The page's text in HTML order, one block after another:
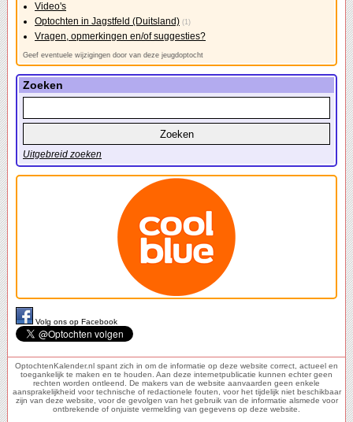
Video's
Optochten in Jagstfeld (Duitsland) (1)
Vragen, opmerkingen en/of suggesties?
Geef eventuele wijzigingen door van deze jeugdoptocht
Zoeken
Uitgebreid zoeken
Volg ons op Facebook
OptochtenKalender.nl spant zich in om de informatie op deze website correct, actueel en
toegankelijk te maken en te houden. Aan deze internetpublicatie kunnen echter geen
rechten worden ontleend. De makers van de website aanvaarden geen enkele
aansprakelijkheid voor technische of redactionele fouten, voor het tijdelijk niet beschikbaar
zijn van deze website, voor de gevolgen van het gebruik van de informatie alsmede voor
ontbrekende of onjuiste vermelding van gegevens op deze website.